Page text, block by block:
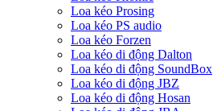
Loa kéo Prosing
Loa kéo PS audio
Loa kéo Forzen
Loa kéo di động Dalton
Loa kéo di động SoundBox
Loa kéo di động JBZ
Loa kéo di động Hosan